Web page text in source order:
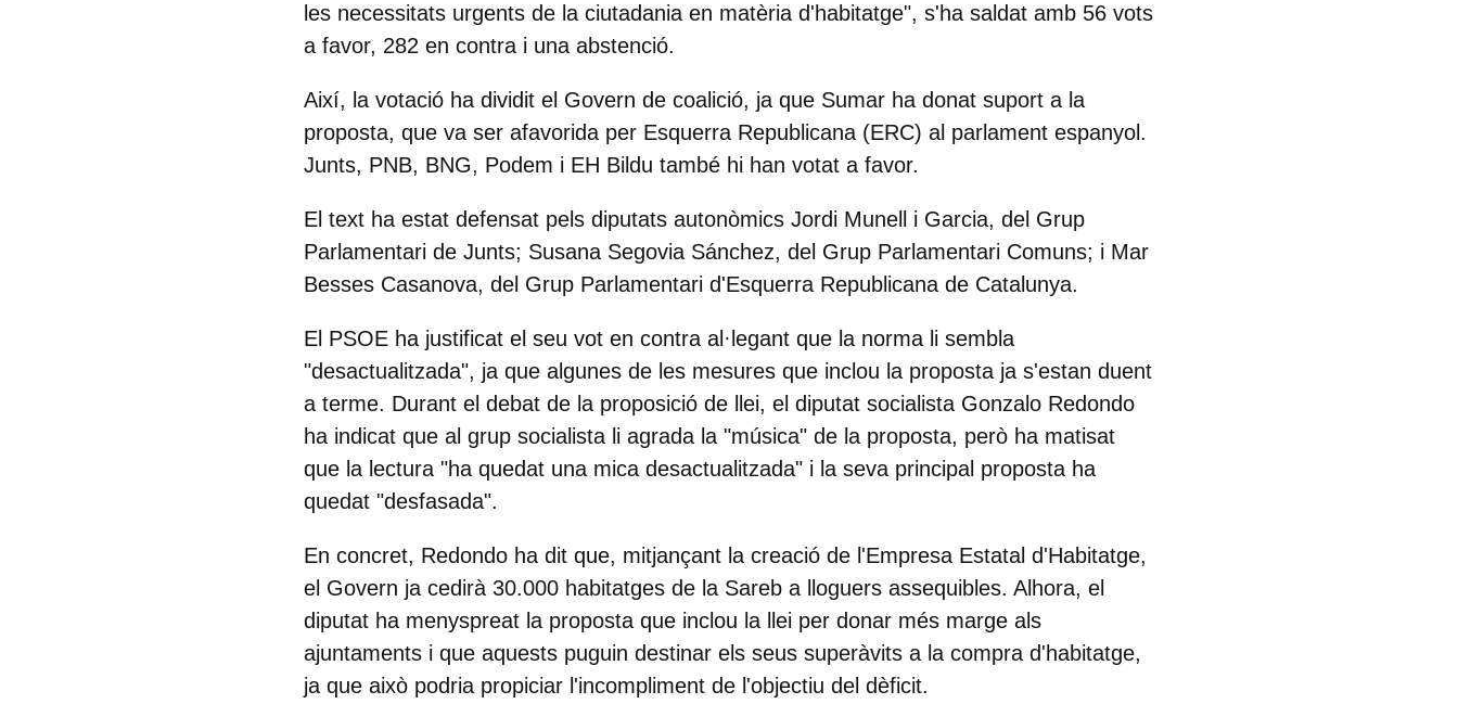
les necessitats urgents de la ciutadania en matèria d'habitatge", s'ha saldat amb 56 vots
a favor, 282 en contra i una abstenció.
Així, la votació ha dividit el Govern de coalició, ja que Sumar ha donat suport a la
proposta, que va ser afavorida per Esquerra Republicana (ERC) al parlament espanyol.
Junts, PNB, BNG, Podem i EH Bildu també hi han votat a favor.
El text ha estat defensat pels diputats autonòmics Jordi Munell i Garcia, del Grup
Parlamentari de Junts; Susana Segovia Sánchez, del Grup Parlamentari Comuns; i Mar
Besses Casanova, del Grup Parlamentari d'Esquerra Republicana de Catalunya.
El PSOE ha justificat el seu vot en contra al·legant que la norma li sembla
"desactualitzada", ja que algunes de les mesures que inclou la proposta ja s'estan duent
a terme. Durant el debat de la proposició de llei, el diputat socialista Gonzalo Redondo
ha indicat que al grup socialista li agrada la "música" de la proposta, però ha matisat
que la lectura "ha quedat una mica desactualitzada" i la seva principal proposta ha
quedat "desfasada".
En concret, Redondo ha dit que, mitjançant la creació de l'Empresa Estatal d'Habitatge,
el Govern ja cedirà 30.000 habitatges de la Sareb a lloguers assequibles. Alhora, el
diputat ha menyspreat la proposta que inclou la llei per donar més marge als
ajuntaments i que aquests puguin destinar els seus superàvits a la compra d'habitatge,
ja que això podria propiciar l'incompliment de l'objectiu del dèficit.